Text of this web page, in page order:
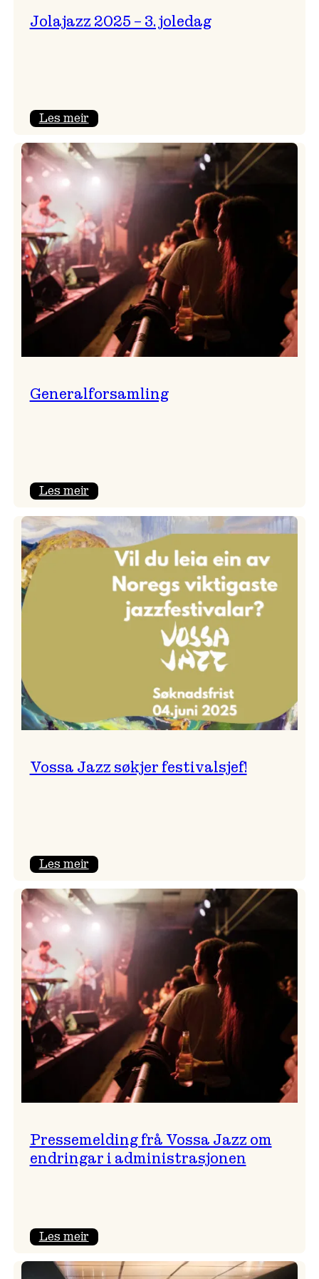
Jolajazz 2025 – 3. joledag
Les meir:
2025
–
joledag
Generalforsamling
Les meir:
Vossa Jazz søkjer festivalsjef!
Les meir:
Jazz
søkjer
Pressemelding frå Vossa Jazz om
endringar i administrasjonen
Les meir:
frå